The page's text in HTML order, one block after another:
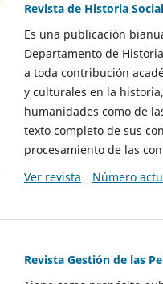
Revista de Historia
Es una publicación
Departamento de
a toda contribución
y culturales en la
humanidades como de
texto completo de sus
procesamiento de las
Ver revista
Número
Revista Gestión de las